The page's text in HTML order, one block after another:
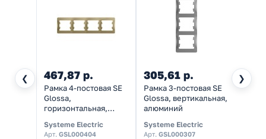
❮ ❯
467,87 р.
Рамка 4-постовая SE
Glossa,
горизонтальная,
Systeme Electric
Арт. GSL000404
305,61 р.
Рамка 3-постовая SE
Glossa, вертикальная,
алюминий
Systeme Electric
Арт. GSL000307